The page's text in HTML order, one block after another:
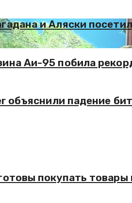
и Аляски
Аи-95 побила
объяснили падение
покупать товары